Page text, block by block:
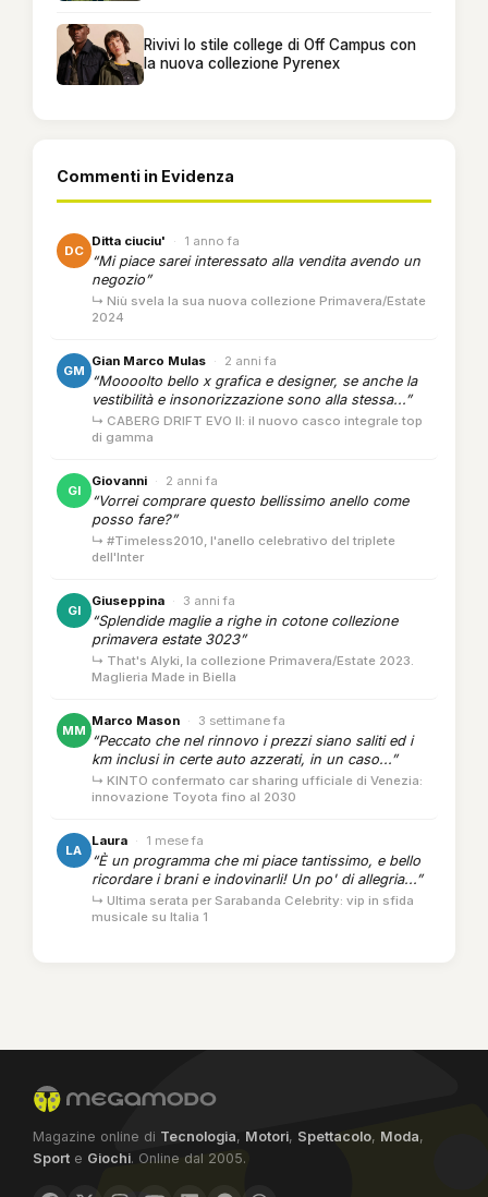
Rivivi lo stile college di Off Campus con
la nuova collezione Pyrenex
Commenti in Evidenza
DC
Ditta ciuciu' · 1 anno fa
“Mi piace sarei interessato alla vendita avendo un
negozio”
↳ Niù svela la sua nuova collezione Primavera/Estate
2024
GM
Gian Marco Mulas · 2 anni fa
“Moooolto bello x grafica e designer, se anche la
vestibilità e insonorizzazione sono alla stessa...”
↳ CABERG DRIFT EVO II: il nuovo casco integrale top
di gamma
GI
Giovanni · 2 anni fa
“Vorrei comprare questo bellissimo anello come
posso fare?”
↳ #Timeless2010, l'anello celebrativo del triplete
dell'Inter
GI
Giuseppina · 3 anni fa
“Splendide maglie a righe in cotone collezione
primavera estate 3023”
↳ That's Alyki, la collezione Primavera/Estate 2023.
Maglieria Made in Biella
MM
Marco Mason · 3 settimane fa
“Peccato che nel rinnovo i prezzi siano saliti ed i
km inclusi in certe auto azzerati, in un caso...”
↳ KINTO confermato car sharing ufficiale di Venezia:
innovazione Toyota fino al 2030
LA
Laura · 1 mese fa
“È un programma che mi piace tantissimo, e bello
ricordare i brani e indovinarli! Un po' di allegria...”
↳ Ultima serata per Sarabanda Celebrity: vip in sfida
musicale su Italia 1
Magazine online di Tecnologia, Motori, Spettacolo, Moda,
Sport e Giochi. Online dal 2005.